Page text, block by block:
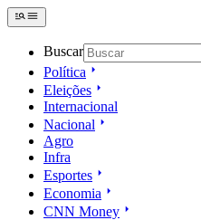
Buscar
Política
Eleições
Internacional
Nacional
Agro
Infra
Esportes
Economia
CNN Money